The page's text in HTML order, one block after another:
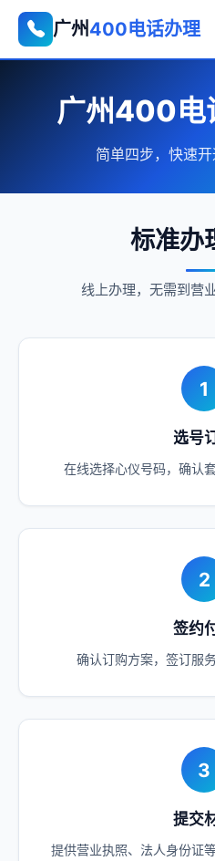
广州400电话办理
广州400电
简单四步，快速
标准办
线上办理，无需到营
1
选号
在线选择心仪号码，确认
2
签约
确认订购方案，签订服
3
提交
提供营业执照、法人身份证